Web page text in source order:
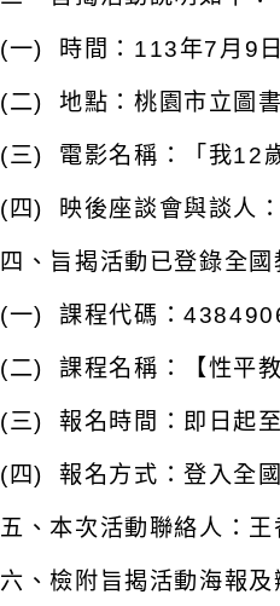
(一) 時間： 113年7 月 9
(二)地點：桃園市立圖
(三) 電影名稱：「我12
( 四) 映後座談會與談人
四、旨揭活動已登錄全
(一)課程代碼：
(二)課程名稱：【性平教
(三)報名時間：即日起至
( 四)報名方式：登入全
五、本次活動聯絡人：
六、檢附旨揭活動海報及